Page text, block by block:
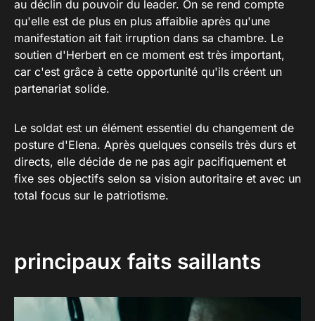
au déclin du pouvoir du leader. On se rend compte
qu'elle est de plus en plus affaiblie après qu'une
manifestation ait fait irruption dans sa chambre. Le
soutien d'Herbert en ce moment est très important,
car c'est grâce à cette opportunité qu'ils créent un
partenariat solide.
Le soldat est un élément essentiel du changement de
posture d'Elena. Après quelques conseils très durs et
directs, elle décide de ne pas agir pacifiquement et
fixe ses objectifs selon sa vision autoritaire et avec un
total focus sur le patriotisme.
principaux faits saillants